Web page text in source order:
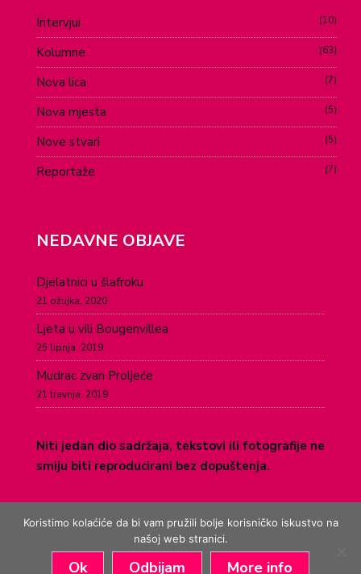
Intervjui 10
Kolumne 63
Nova lica 7
Nova mjesta 5
Nove stvari 5
Reportaže 7
NEDAVNE OBJAVE
Djelatnici u šlafroku
21 ožujka, 2020
Ljeta u vili Bougenvillea
25 lipnja, 2019
Mudrac zvan Proljeće
21 travnja, 2019
Niti jedan dio sadržaja, tekstovi ili fotografije ne
smiju biti reproducirani bez dopuštenja.
Koristimo kolaćiće da bi vam pružili bolje korisničko iskustvo na
našoj web stranici.
Ok Odbijam More info